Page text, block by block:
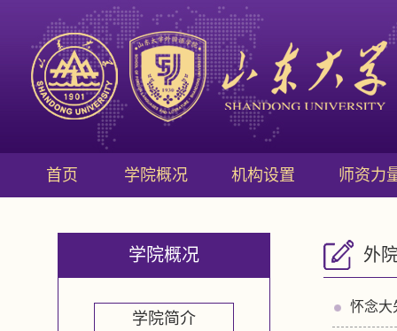
首页 学院概况 机构设置 师资力
学院概况
学院简介
外
怀念大